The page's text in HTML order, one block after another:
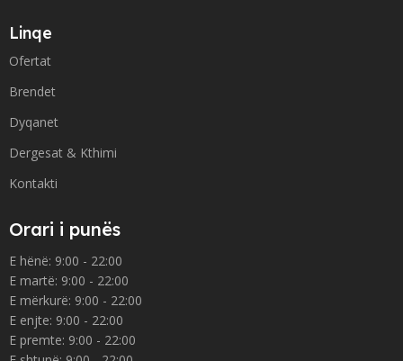
Linqe
Ofertat
Brendet
Dyqanet
Dergesat & Kthimi
Kontakti
Orari i punës
E hënë: 9:00 - 22:00
E martë: 9:00 - 22:00
E mërkurë: 9:00 - 22:00
E enjte: 9:00 - 22:00
E premte: 9:00 - 22:00